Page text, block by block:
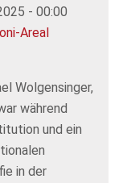
- 00:00
Areal
Wolgensinger,
während
und ein
in der